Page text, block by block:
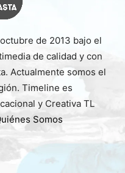
de 2013 bajo el
de calidad y con
Actualmente somos el
Timeline es
y Creativa TL
Somos